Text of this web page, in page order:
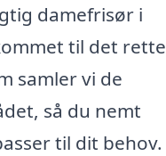
damefrisør i
til det rette
samler vi de
så du nemt
til dit behov.